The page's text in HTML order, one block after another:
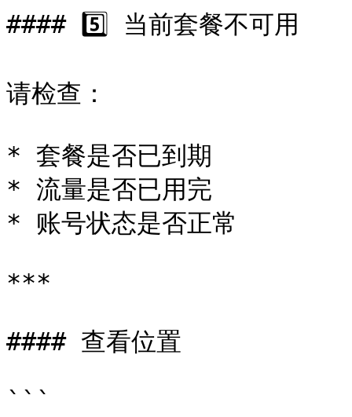
#### 5️⃣ 当前套餐不可用
请检查：
* 套餐是否已到期
* 流量是否已用完
* 账号状态是否正常
***
#### 查看位置
```